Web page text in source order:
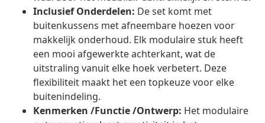
Inclusief Onderdelen: De set komt met
buitenkussens met afneembare hoezen voor
makkelijk onderhoud. Elk modulaire stuk heeft
een mooi afgewerkte achterkant, wat de
uitstraling vanuit elke hoek verbetert. Deze
flexibiliteit maakt het een topkeuze voor elke
buitenindeling.
Kenmerken /Functie /Ontwerp: Het modulaire